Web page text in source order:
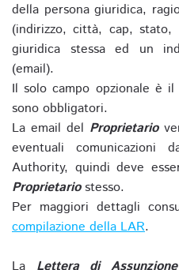
della persona giuridica,
(indirizzo, città, cap,
giuridica stessa ed un
(email).
Il solo campo opzionale è
sono obbligatori.
La email del Proprietario
eventuali comunicazioni
Authority, quindi deve
Proprietariostesso.
Per maggiori dettagli
compilazione della LAR.